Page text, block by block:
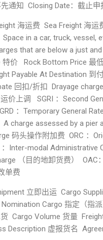
通知 Closing Date：截止
海运费 Sea Freight 海
in a car, truck,
that are below a just
特价 Rock Bottom Price 最
Payable At Destination 到
回扣/折扣 Drayage
价上调 SGRI ：Second
：Temporary General
charge assessed by a pier
码头操作附加费 ORC ：
Inter-modal Administrative
（目的地卸货费）
单费
立即出运 Cargo
Cargo 指定（指
货 Cargo Volume 货量
Description 虚报货名